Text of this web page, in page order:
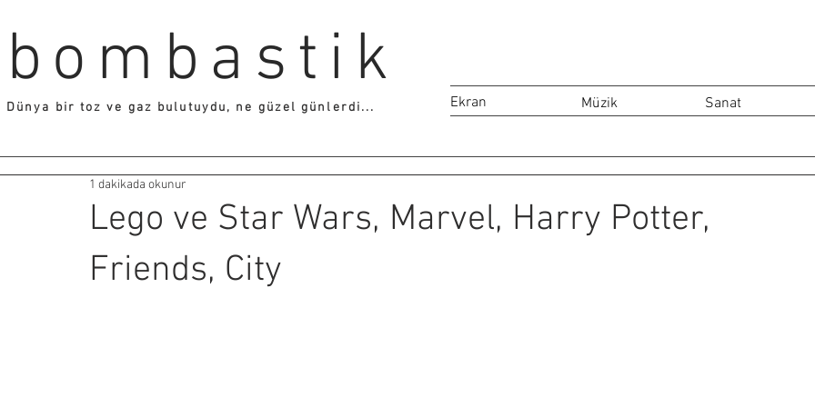
bombastik
Dünya bir toz ve gaz bulutuydu, ne güzel günlerdi... Ekran Müzik Sanat
Lego ve Star Wars, Marvel, Harry Potter,
Friends, City
1 dakikada okunur